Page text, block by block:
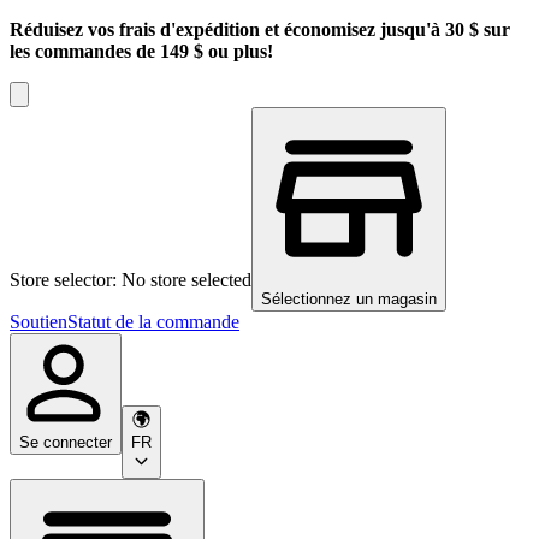
Réduisez vos frais d'expédition et économisez jusqu'à 30 $ sur
les commandes de 149 $ ou plus!
Store selector: No store selected
Sélectionnez un magasin
SoutienStatut de la commande
Se connecter FR